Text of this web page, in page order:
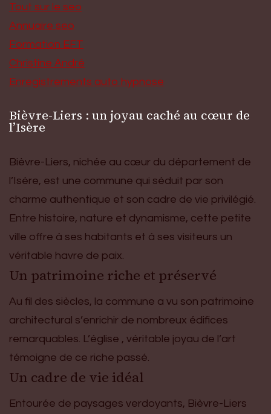
Tout sur le seo
Annuaire seo
Formation EFT
Christine André
Enregistrements auto hypnose
Bièvre-Liers : un joyau caché au cœur de
l’Isère
Bièvre-Liers, nichée au cœur du département de
l’Isère, est une commune qui séduit par son
charme authentique et son cadre de vie privilégié.
Entre histoire, nature et dynamisme, cette petite
ville offre à ses habitants et à ses visiteurs un
véritable havre de paix.
Un patrimoine riche et préservé
Au fil des siècles, la commune a vu son patrimoine
architectural s’enrichir de nombreux édifices
remarquables. L’église , véritable joyau de l’art
témoigne de ce riche passé.
Un cadre de vie idéal
Entourée de paysages verdoyants, Bièvre-Liers